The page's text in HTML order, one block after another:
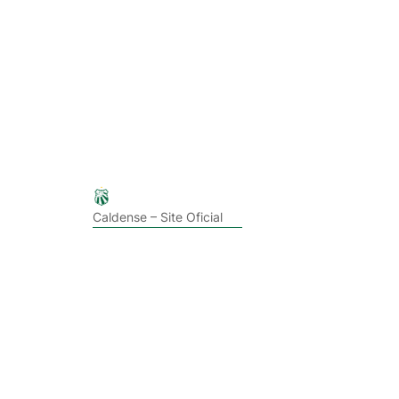
Caldense – Site Oficial